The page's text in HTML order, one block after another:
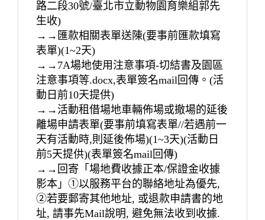
路二段30號/臺北市立動物園育樂組郭先
生收)
→→匯款相關表單送陳(要事前匯款填寫
表單)(1~2天)
→→7A場地使用注意事項-切結書及園區
注意事項等.docx,表單簽名mail回傳。(活
動日前10天提供)
→→活動租借場地車輛佈場或撤場的延後
離場申請表單(要事前填寫表單//若遇前一
天有活動時,則延後佈場)(1~3天)(活動日
前5天提供)(表單簽名mail回傳)
→→回寄「場地費收據正本/保證金收據
影本」①以服務平台的聯絡地址為優先,
②若要郵寄其他地址, 或退款申請書的地
址, 請事先Mail說明, 避免無法收到收據.